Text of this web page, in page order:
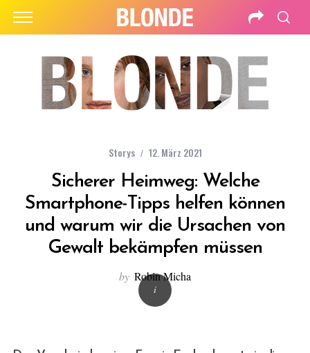
Storys 12. März 2021
Sicherer Heimweg: Welche
Smartphone-Tipps helfen können
und warum wir die Ursachen von
Gewalt bekämpfen müssen
by Robin Micha